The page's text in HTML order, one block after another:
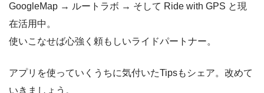
GoogleMap → ルートラボ → そして Ride with GPS と現
在活用中。
使いこなせば心強く頼もしいライドパートナー。
アプリを使っていくうちに気付いたTipsもシェア。改めて
いきましょう。